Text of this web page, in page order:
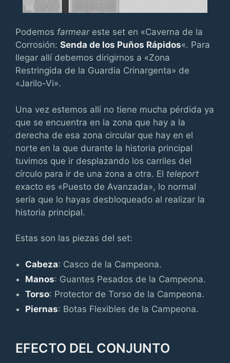
Podemos farmeareste set en «Caverna de la
Corrosión: Senda de los Puños Rápidos«. Para
llegar allí debemos dirigirnos a «Zona
Restringida de la Guardia Crinargenta» de
«Jarilo-Vi».
Una vez estemos allí no tiene mucha pérdida ya
que se encuentra en la zona que hay a la
derecha de esa zona circular que hay en el
norte en la que durante la historia principal
tuvimos que ir desplazando los carriles del
círculo para ir de una zona a otra. El teleport
exacto es «Puesto de Avanzada», lo normal
sería que lo hayas desbloqueado al realizar la
historia principal.
Estas son las piezas del set:
Cabeza: Casco de la Campeona.
Manos: Guantes Pesados de la Campeona.
Torso: Protector de Torso de la Campeona.
Piernas: Botas Flexibles de la Campeona.
EFECTO DEL CONJUNTO